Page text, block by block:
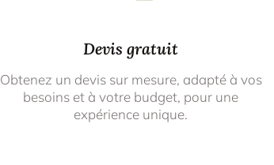
Devis gratuit
Obtenez un devis sur mesure, adapté à vos
besoins et à votre budget, pour une
expérience unique.